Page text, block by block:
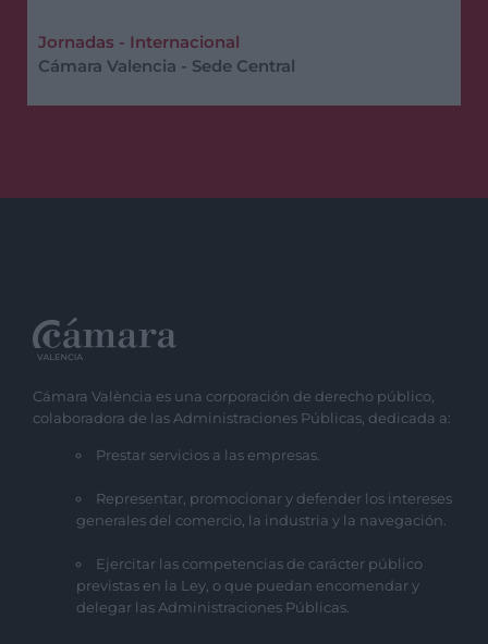
Jornadas - Internacional
Cámara Valencia - Sede Central
Cámara València es una corporación de derecho público,
colaboradora de las Administraciones Públicas, dedicada a:
Prestar servicios a las empresas.
Representar, promocionar y defender los intereses
generales del comercio, la industria y la navegación.
Ejercitar las competencias de carácter público
previstas en la Ley, o que puedan encomendar y
delegar las Administraciones Públicas.